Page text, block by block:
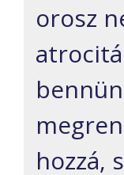
orosz
hozzá,